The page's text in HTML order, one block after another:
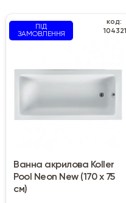
ПІД
ЗАМОВЛЕННЯ
код:
104321
Ванна акрилова Koller
Pool Neon New (170 х 75
см)